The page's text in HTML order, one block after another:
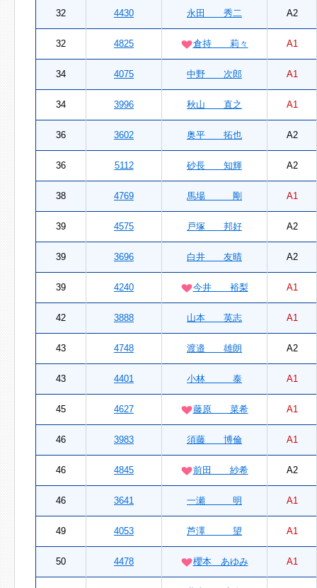
32 4430 永田 秀二 A2
32 4825 倉持 莉々 A1
34 4075 中野 次郎 A1
34 3996 秋山 直之 A1
36 3602 奥平 拓也 A2
36 5112 砂長 知輝 A2
38 4769 馬場 剛 A1
39 4575 戸塚 邦好 A2
39 3696 白井 友晴 A2
39 4240 今井 裕梨 A1
42 3888 山本 英志 A1
43 4748 渡邉 雄朗 A2
43 4401 小林 泰 A1
45 4627 藤原 菜希 A1
46 3983 須藤 博倫 A1
46 4845 前田 紗希 A2
46 3641 一瀬 明 A1
49 4053 芦澤 望 A1
50 4478 櫻本 あゆみ A1